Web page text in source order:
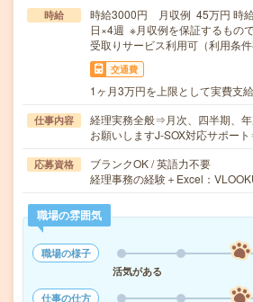
時給
時給3000円 月収例 45万円 時
日×4週 ※月収例を保証するもの
受取りサービス利用可（利用条件
交通費
1ヶ月3万円を上限として実費支給
仕事内容
経理実務全般⇒月次、四半期、
お願いしますJ-SOX対応サポー
応募資格
ブランクOK / 英語力不要
経理事務の経験＋Excel：
職場の雰囲気
職場の様子
活気がある
仕事の仕方